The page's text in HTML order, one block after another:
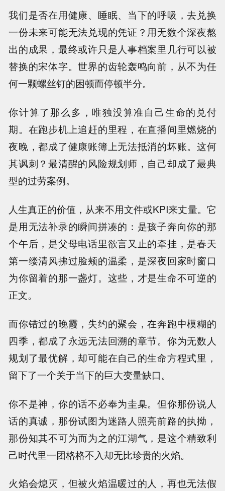
我们是否在用健康、睡眠、当下的呼吸，去兑换
一份未来可能无法兑现的凭证？用无数个深夜熬
出的成果，最终或许只是人事档案里几行可以被
替换的宋体字。世界的齿轮轰鸣向前，从不为任
何一颗螺丝钉的困顿而停顿半分。
你计算了那么多，唯独没算准自己生命的兑付
期。在跑步机上追赶的里程，在直播间里燃烧的
夜晚，都成了健康账簿上无法抵消的坏账。这何
其讽刺？最清醒的风险规划师，自己却成了最典
型的过劳案例。
人生真正的价值，从来不用文件或KPI来丈量。它
是用无法补录的瞬间拼凑的：是孩子奔向你的那
个午后，是父母电话里欲言又止的牵挂，是春天
第一缕清风拂过脸颊的温柔，是深夜回家时窗口
为你留着的那一盏灯。这些，才是生命不可逆的
正文。
而你错过的晚霞，失约的聚会，在奔跑中模糊的
四季，都成了永远无法回溯的章节。你为无数人
规划了最优解，却可能在自己的生命方程式里，
留下了一个关于当下的巨大变量缺口。
你不是神，你的话不必奉为圭臬。但你那份说人
话的真诚，那份试图为迷路人照亮前路的执拗，
那份知其不可为而为之的江湖气，是这个精致利
己时代里一团格格不入却无比珍贵的火焰。
火焰会熄灭，但被火焰温暖过的人，再也无法假